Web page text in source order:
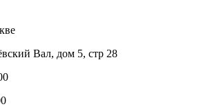
Вал, дом 5, стр 28